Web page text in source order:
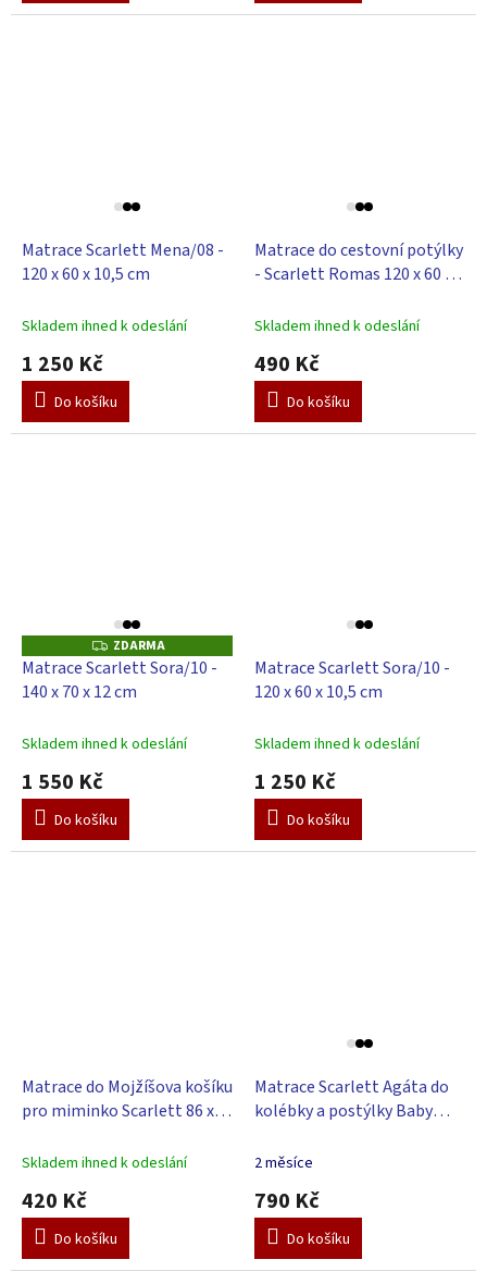
Matrace Scarlett Mena/08 -
120 x 60 x 10,5 cm
Skladem ihned k odeslání
1 250 Kč
Do košíku
Matrace do cestovní potýlky
- Scarlett Romas 120 x 60 x 4
Skladem ihned k odeslání
490 Kč
Do košíku
Z
D
A
R
ZDARMA
Matrace Scarlett Sora/10 -
140 x 70 x 12 cm
Skladem ihned k odeslání
1 550 Kč
Do košíku
Matrace Scarlett Sora/10 -
120 x 60 x 10,5 cm
Skladem ihned k odeslání
1 250 Kč
Do košíku
Matrace do Mojžíšova košíku
pro miminko Scarlett 86 x
Skladem ihned k odeslání
420 Kč
Do košíku
Matrace Scarlett Agáta do
kolébky a postýlky Baby
kokos 90 x 41 x 8 cm
2 měsíce
790 Kč
Do košíku